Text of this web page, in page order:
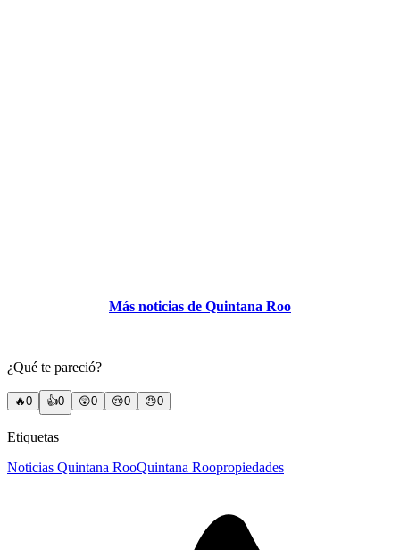
Más noticias de Quintana Roo
¿Qué te pareció?
🔥0 👍0 😲0 😢0 😠0
Etiquetas
Noticias Quintana RooQuintana Roopropiedades